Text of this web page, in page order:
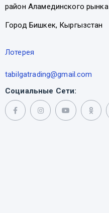
район Аламединского рынка
Город Бишкек, Кыргызстан
Лотерея
tabilgatrading@gmail.com
Социальные Сети: